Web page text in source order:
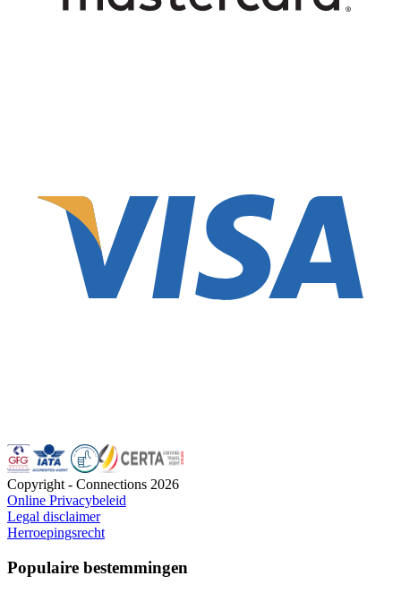
Copyright - Connections 2026
Online Privacybeleid
Legal disclaimer
Herroepingsrecht
Populaire bestemmingen